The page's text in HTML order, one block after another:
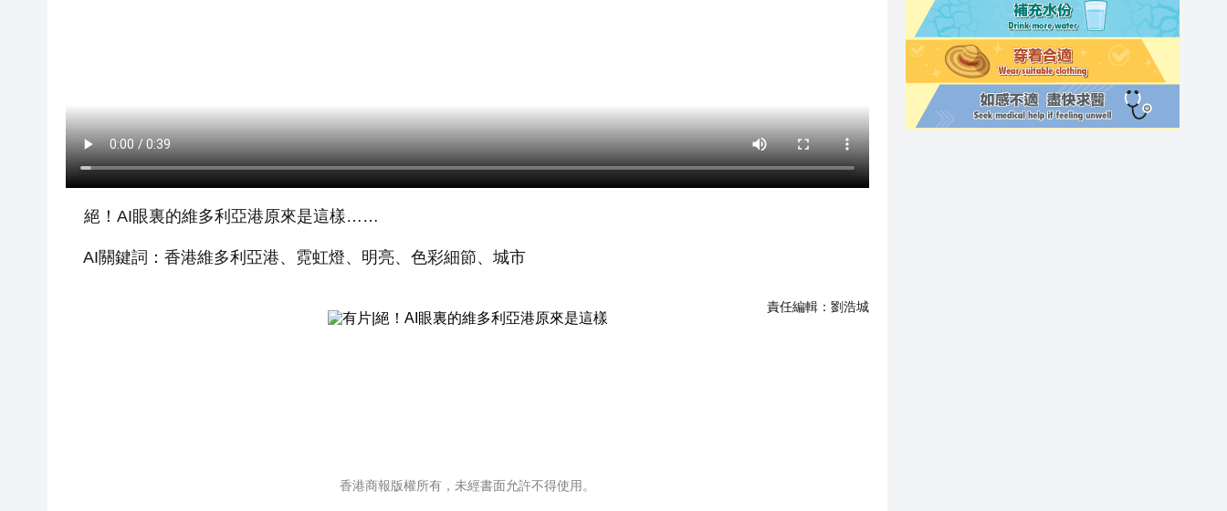
絕！AI眼裏的維多利亞港原來是這樣……
AI關鍵詞：香港維多利亞港、霓虹燈、明亮、色彩細節、城市
責任編輯： 劉浩城
香港商報版權所有，未經書面允許不得使用。